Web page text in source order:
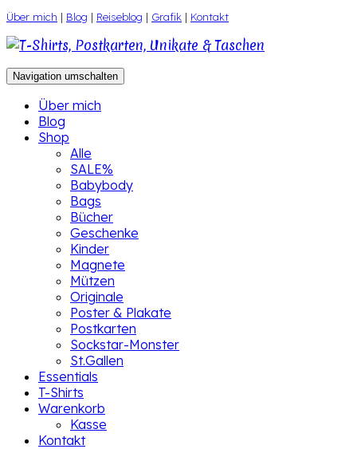
Zum
Inhalt
springen
Über mich | Blog | Reiseblog | Grafik | Kontakt
Navigation umschalten
Über mich
Blog
Shop
Alle
SALE%
Babybody
Bags
Bücher
Geschenke
Kinder
Magnete
Mützen
Originale
Poster & Plakate
Postkarten
Sockstar-Monster
St.Gallen
Essentials
T-Shirts
Warenkorb
Kasse
Kontakt